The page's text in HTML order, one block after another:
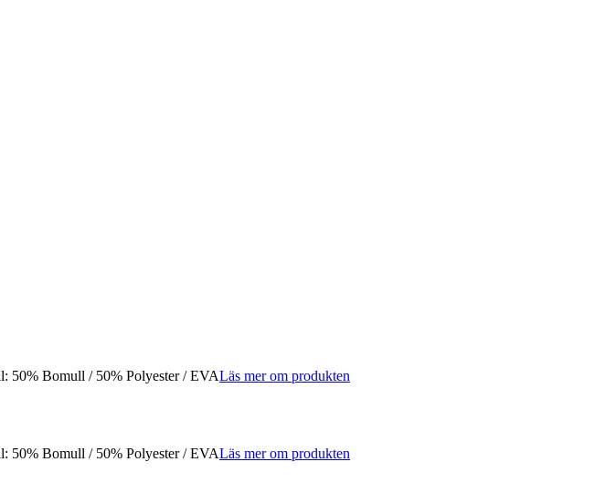
50% Bomull / 50% Polyester / EVALäs mer om produkten
50% Bomull / 50% Polyester / EVALäs mer om produkten